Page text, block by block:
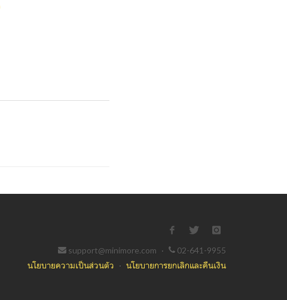
support@minimore.com ·
02-641-9955
นโยบายความเป็นส่วนตัว · นโยบายการยกเลิกและคืนเงิน